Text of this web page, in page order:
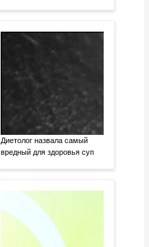
Диетолог назвала самый
вредный для здоровья суп